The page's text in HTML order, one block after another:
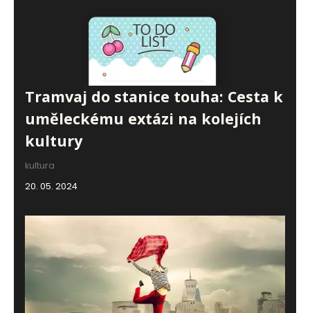
Tramvaj do stanice touha: Cesta k
uměleckému extázi na kolejích
kultury
kultura
20. 05. 2024